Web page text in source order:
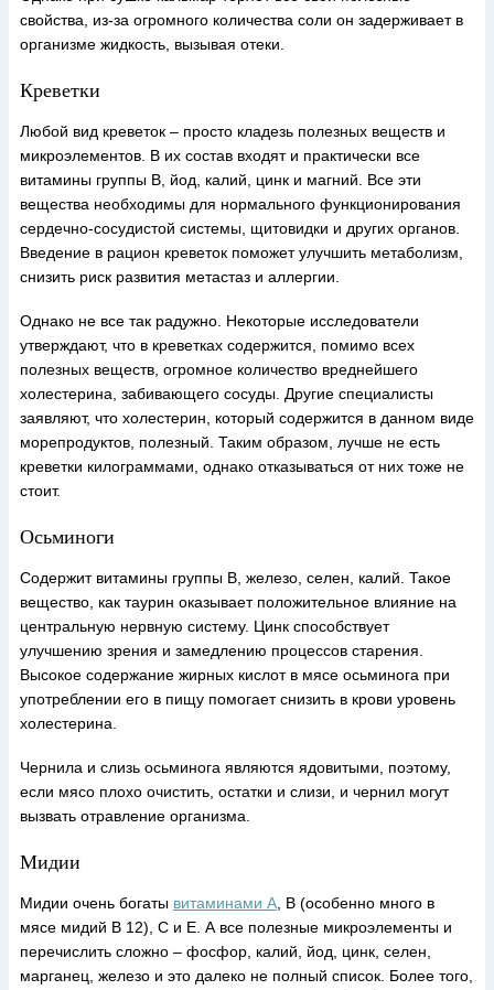
свойства, из-за огромного количества соли он задерживает в
организме жидкость, вызывая отеки.
Креветки
Любой вид креветок – просто кладезь полезных веществ и
микроэлементов. В их состав входят и практически все
витамины группы В, йод, калий, цинк и магний. Все эти
вещества необходимы для нормального функционирования
сердечно-сосудистой системы, щитовидки и других органов.
Введение в рацион креветок поможет улучшить метаболизм,
снизить риск развития метастаз и аллергии.
Однако не все так радужно. Некоторые исследователи
утверждают, что в креветках содержится, помимо всех
полезных веществ, огромное количество вреднейшего
холестерина, забивающего сосуды. Другие специалисты
заявляют, что холестерин, который содержится в данном виде
морепродуктов, полезный. Таким образом, лучше не есть
креветки килограммами, однако отказываться от них тоже не
стоит.
Осьминоги
Содержит витамины группы В, железо, селен, калий. Такое
вещество, как таурин оказывает положительное влияние на
центральную нервную систему. Цинк способствует
улучшению зрения и замедлению процессов старения.
Высокое содержание жирных кислот в мясе осьминога при
употреблении его в пищу помогает снизить в крови уровень
холестерина.
Чернила и слизь осьминога являются ядовитыми, поэтому,
если мясо плохо очистить, остатки и слизи, и чернил могут
вызвать отравление организма.
Мидии
Мидии очень богаты витаминами А , В (особенно много в
мясе мидий В 12), С и Е. А все полезные микроэлементы и
перечислить сложно – фосфор, калий, йод, цинк, селен,
марганец, железо и это далеко не полный список. Более того,